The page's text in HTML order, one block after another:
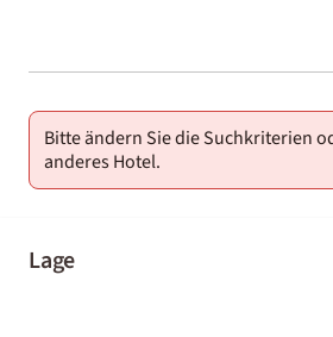
01-02
Bitte ändern Sie die Suchkriterien
anderes Hotel.
Lage